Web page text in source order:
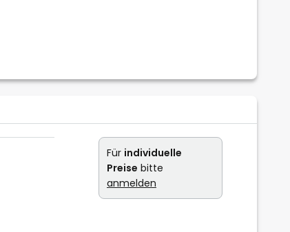
Für individuelle
Preise bitte
anmelden